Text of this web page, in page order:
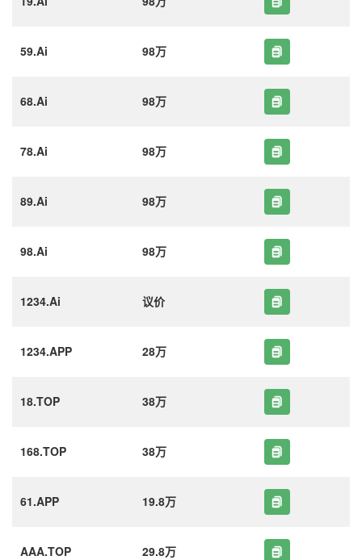
59.Ai 98万
68.Ai 98万
78.Ai 98万
89.Ai 98万
98.Ai 98万
1234.Ai 议价
1234.APP 28万
18.TOP 38万
168.TOP 38万
61.APP 19.8万
AAA.TOP 29.8万